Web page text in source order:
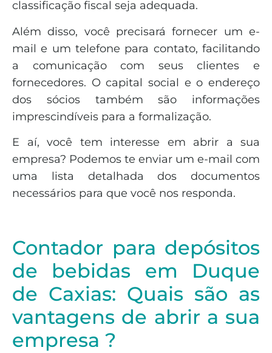
classificação fiscal seja adequada.
Além disso, você precisará fornecer um e-
mail e um telefone para contato, facilitando
a comunicação com seus clientes e
fornecedores. O capital social e o endereço
dos sócios também são informações
imprescindíveis para a formalização.
E aí, você tem interesse em abrir a sua
empresa? Podemos te enviar um e-mail com
uma lista detalhada dos documentos
necessários para que você nos responda.
Contador para depósitos
de bebidas em Duque
de Caxias: Quais são as
vantagens de abrir a sua
empresa ?